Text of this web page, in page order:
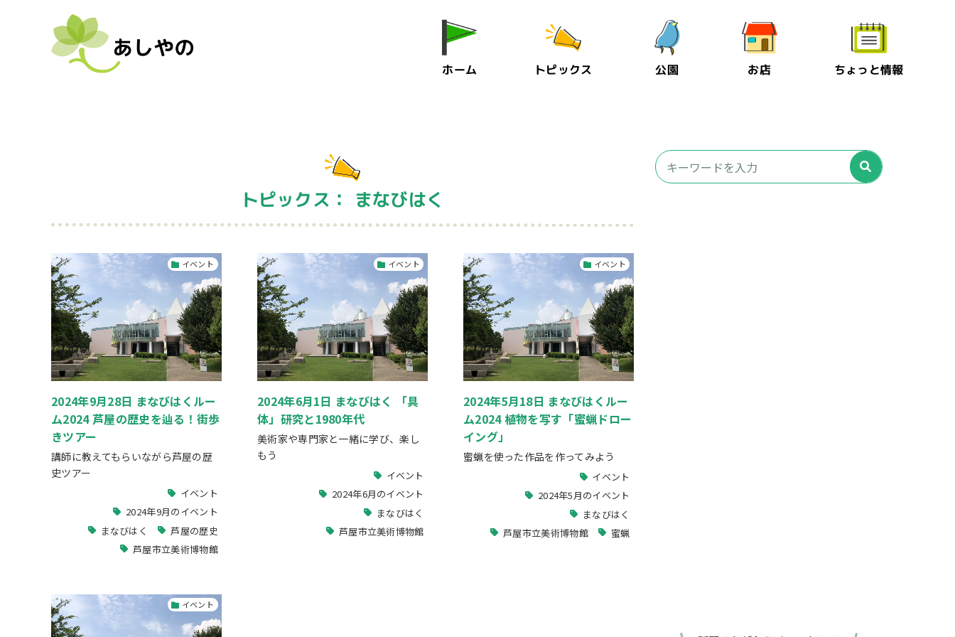
ホーム トピックス 公園 お店 ちょっと情報
トピックス： まなびはく
イベント
2024年9月28日 まなびはくルー
ム2024 芦屋の歴史を辿る！街歩
きツアー
講師に教えてもらいながら芦屋の歴
史ツアー
イベント
2024年9月のイベント
まなびはく
芦屋の歴史
芦屋市立美術博物館
イベント
2024年6月1日 まなびはく 「具
体」研究と1980年代
美術家や専門家と一緒に学び、楽し
もう
イベント
2024年6月のイベント
まなびはく
芦屋市立美術博物館
イベント
2024年5月18日 まなびはくルー
ム2024 植物を写す「蜜蝋ドロー
イング」
蜜蝋を使った作品を作ってみよう
イベント
2024年5月のイベント
まなびはく
芦屋市立美術博物館
蜜蝋
イベント